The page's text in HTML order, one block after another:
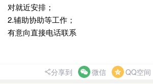
对就近安排；
2.辅助协助等工作；
有意向直接电话联系
分享到 微信 QQ空间